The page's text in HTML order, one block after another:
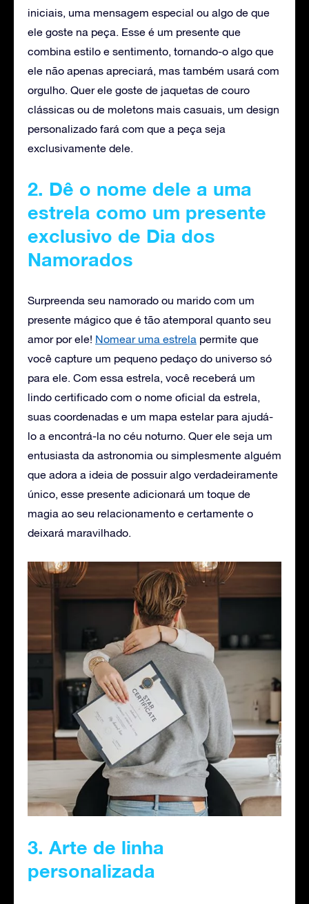
iniciais, uma mensagem especial ou algo de que
ele goste na peça. Esse é um presente que
combina estilo e sentimento, tornando-o algo que
ele não apenas apreciará, mas também usará com
orgulho. Quer ele goste de jaquetas de couro
clássicas ou de moletons mais casuais, um design
personalizado fará com que a peça seja
exclusivamente dele.
2. Dê o nome dele a uma
estrela como um presente
exclusivo de Dia dos
Namorados
Surpreenda seu namorado ou marido com um
presente mágico que é tão atemporal quanto seu
amor por ele! Nomear uma estrela permite que
você capture um pequeno pedaço do universo só
para ele. Com essa estrela, você receberá um
lindo certificado com o nome oficial da estrela,
suas coordenadas e um mapa estelar para ajudá-
lo a encontrá-la no céu noturno. Quer ele seja um
entusiasta da astronomia ou simplesmente alguém
que adora a ideia de possuir algo verdadeiramente
único, esse presente adicionará um toque de
magia ao seu relacionamento e certamente o
deixará maravilhado.
3. Arte de linha
personalizada